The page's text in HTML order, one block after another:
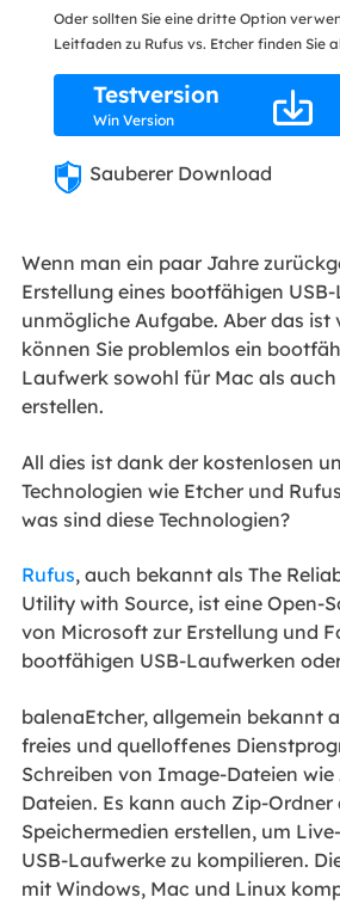
Oder sollten Sie eine dritte Option
Leitfaden zu Rufus vs. Etcher finden Sie
Testversion
Win Version 
Sauberer Download
Wenn man ein paar Jahre
Erstellung eines bootfähigen
unmögliche Aufgabe. Aber das ist
können Sie problemlos ein
Laufwerk sowohl für Mac als
erstellen.
All dies ist dank der kostenlosen
Technologien wie Etcher und
was sind diese Technologien?
Rufus, auch bekannt als The
Utility with Source, ist eine Open-
von Microsoft zur Erstellung und
bootfähigen USB-Laufwerken
balenaEtcher, allgemein bekannt
freies und quelloffenes
Schreiben von Image-Dateien wie
Dateien. Es kann auch Zip-Ordner
Speichermedien erstellen, um
USB-Laufwerke zu kompilieren.
mit Windows, Mac und Linux